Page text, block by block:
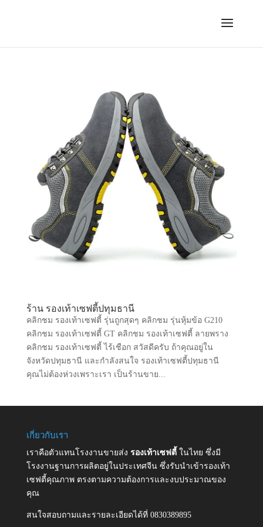
ร้าน รองเท้าเซฟตี้ปทุมธานี
คลิกชม รองเท้าเซฟตี้ รุ่นถูกสุดๆ คลิกชม รุ่นหุ้มข้อ G210
คลิกชม รองเท้าเซฟตี้ GT คลิกชม รองเท้าเซฟตี้ ลายพราง
คลิกชม รองเท้าเซฟตี้ ไร้เชือก สวัสดีครับ ถ้าคุณอยู่ใน
จังหวัดปทุมธานี และกำลังสนใจ รองเท้าเซฟตี้ปทุมธานี
คุณไม่ต้องห่วงเพราะเรา เป็นร้านขาย...
เกี่ยวกับเรา
เราคือตัวแทนโรงงานขายส่ง รองเท้าเซฟตี้ ในไทย ซึ่งมี
โรงงานฐานการผลิตอยู่ในประเทศจีน ซึ่งรับนำเข้ารองเท้า
เซฟตี้คุณภาพ ตรงตามความต้องการและงบประมาณของ
คุณ
สนใจสอบถามและรายละเอียดได้ที่ 0830389895